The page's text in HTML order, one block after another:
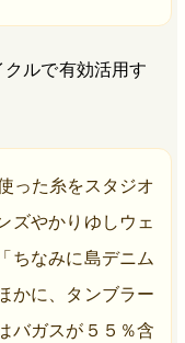
ルで有効活用す
った糸をスタジオ
ズやかりゆしウェ
ちなみに島デニム
かに、タンブラー
バガスが５５％含